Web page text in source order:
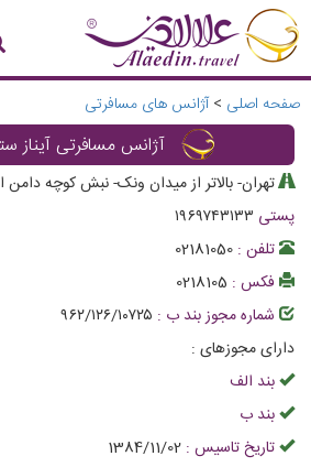
صفحه اصلی > آژانس های مسافرتی
آژانس مسافرتی آیناز
تهران- بالاتر از میدان ونک- نبش کوچه دامن افشار-
پستی ۱۹۶۹۷۴۳۱۳۳
تلفن : 02181050
فکس : 0218105
شماره مجوز بند ب : ۹۶۲/۱۲۶/۱۰۷۲۵
دارای مجوزهای :
بند الف
بند ب
تاریخ تاسیس : 1384/11/02